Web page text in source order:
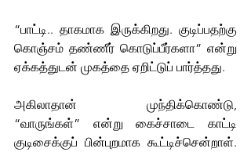
“பாட்டி.. தாகமாக இருக்கிறது. குடிப்பதற்கு
கொஞ்சம் தண்ணீர் கொடுப்பீர்களா” என்று
ஏக்கத்துடன் முகத்தை ஏறிட்டுப் பார்த்தது.
அகிலாதான் முந்திக்கொண்டு,
“வாருங்கள்” என்று கைச்சாடை காட்டி
குடிசைக்குப் பின்புறமாக கூட்டிச்சென்றாள்.